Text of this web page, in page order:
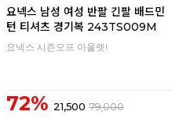
요넥스 남성 여성 반팔 긴팔 배드민
턴 티셔츠 경기복 243TS009M
요넥스 시즌오프 아울렛!
72% 21,500 79,000